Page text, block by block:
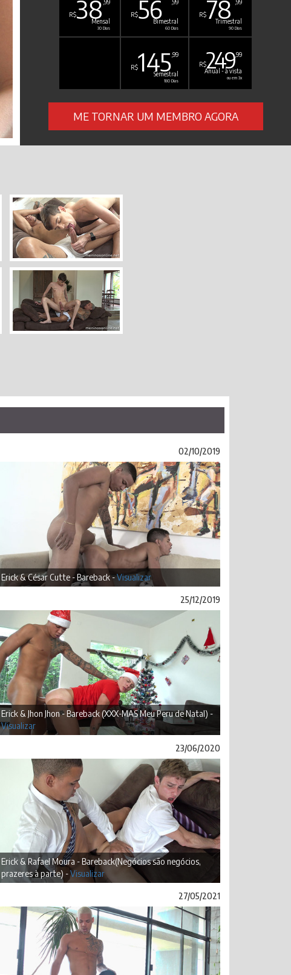
R$38 ,99
Mensal
30 Dias
R$56 ,99
Bimestral
60 Dias
R$78 ,99
Trimestral
90 Dias
R$145,99
Semestral
180 Dias
R$249,99
Anual - à vista
ou em 3x
ME TORNAR UM MEMBRO AGORA
02/10/2019
Erick & César Cutte - Bareback -Visualizar
25/12/2019
Erick & Jhon Jhon - Bareback (XXX-MAS Meu Peru de Natal) -
Visualizar
23/06/2020
Erick & Rafael Moura - Bareback(Negócios são negócios,
prazeres à parte) -Visualizar
27/05/2021